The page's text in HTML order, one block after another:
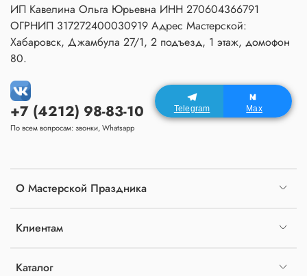
О Мастерской Праздника
Клиентам
Каталог
+7 (4212) 98-83-10
По всем вопросам: звонки, Whatsapp
ИП Кавелина Ольга Юрьевна ИНН 270604366791
ОГРНИП 317272400030919 Адрес Мастерской:
Хабаровск, Джамбула 27/1, 2 подъезд, 1 этаж, домофон
80.
Telegram Max